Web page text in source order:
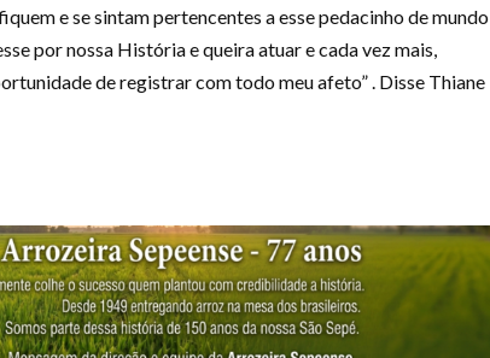
e se sintam pertencentes a esse pedacinho de mundo
por nossa História e queira atuar e cada vez mais,
de registrar com todo meu afeto” . Disse Thiane